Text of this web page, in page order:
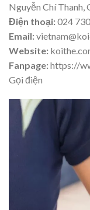
Nguyễn Chí
Điện thoại:024
Email:
Website:
Fanpage:https://
Gọi điện